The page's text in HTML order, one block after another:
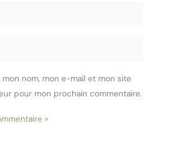
mon nom, mon e-mail et mon site
pour mon prochain commentaire.